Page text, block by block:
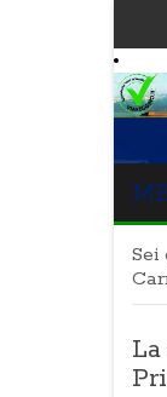
Sei